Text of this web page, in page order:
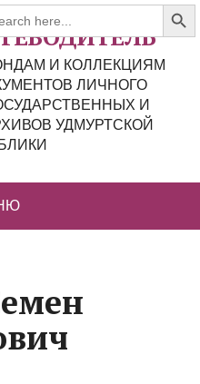
И КОЛЛЕКЦИЯМ
ЛИЧНОГО
И
УДМУРТСКОЙ